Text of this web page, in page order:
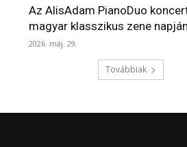
Az AlisAdam PianoDuo
magyar klasszikus zene napján
2026. máj. 29.
Továbbiak